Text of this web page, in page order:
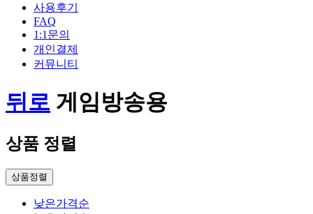
사용후기
FAQ
1:1문의
개인결제
커뮤니티
뒤로 게임방송용
상품 정렬
상품정렬
낮은가격순